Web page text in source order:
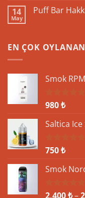
ve
İnovasyon
Sigara
14
May
Puff Bar
Hakkında
Cevap
EN ÇOK
Smok
5 üzerinden
aldı
980₺
Saltica
5 üzerinden
aldı
750₺
Smok
5 üzerinden
2,400₺–